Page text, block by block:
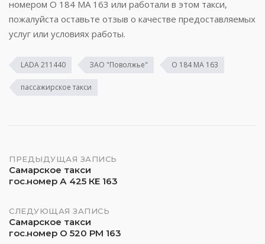
номером О 184 МА 163 или работали в этом такси,
пожалуйста оставьте отзыв о качестве предоставляемых
услуг или условиях работы.
LADA 211440 ЗАО "Поволжье" О 184 МА 163
пассажирское такси
Навигация
по
записям
ПРЕДЫДУЩАЯ ЗАПИСЬ
Самарское такси
гос.номер А 425 КЕ 163
СЛЕДУЮЩАЯ ЗАПИСЬ
Самарское такси
гос.номер О 520 РМ 163